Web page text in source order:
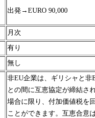
出発→ EURO 90,000
月次
有り
無し
非EU企業は、ギリシャと非
との間に互恵協定が締結さ
場合に限り、付加価値税を
ことができます。互恵合意